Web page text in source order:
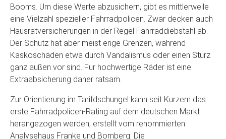
Booms. Um diese Werte abzusichern, gibt es mittlerweile
eine Vielzahl spezieller Fahrradpolicen. Zwar decken auch
Hausratversicherungen in der Regel Fahrraddiebstahl ab.
Der Schutz hat aber meist enge Grenzen, während
Kaskoschäden etwa durch Vandalismus oder einen Sturz
ganz außen vor sind. Für hochwertige Räder ist eine
Extraabsicherung daher ratsam.
Zur Orientierung im Tarifdschungel kann seit Kurzem das
erste Fahrradpolicen-Rating auf dem deutschen Markt
herangezogen werden, erstellt vom renommierten
Analysehaus Franke und Bornberg. Die